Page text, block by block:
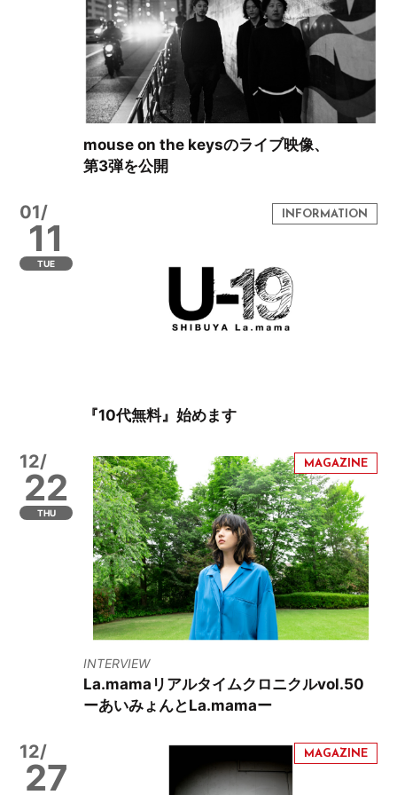
mouse on the keysのライブ映像、
第3弾を公開
01/
11
TUE
『10代無料』始めます
12/
22
THU
INTERVIEW
La.mamaリアルタイムクロニクルvol.50
ーあいみょんとLa.mamaー
12/
27